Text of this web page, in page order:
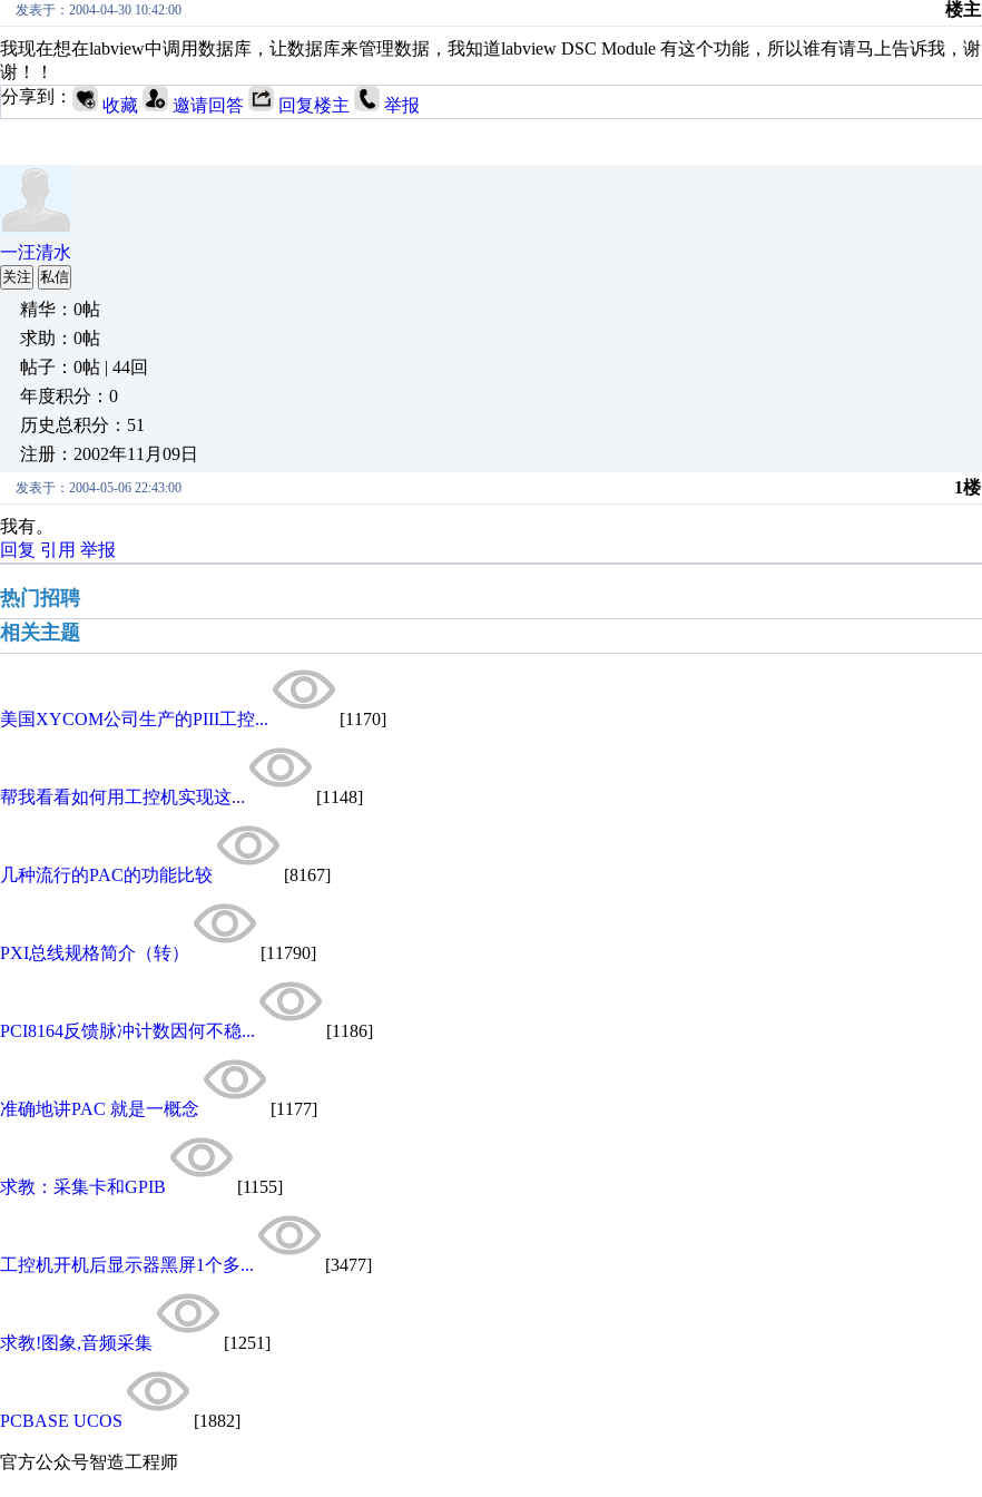
发表于：2004-04-30 10:42:00 楼主
我现在想在labview中调用数据库，让数据库来管理数据，我知道labview DSC Module 有这个功能，所以谁有请马上告诉我，谢
谢！！
分享到：
收藏 邀请回答 回复楼主 举报
一汪清水
关注 私信
精华：0帖
求助：0帖
帖子：0帖 | 44回
年度积分：0
历史总积分：51
注册：2002年11月09日
发表于：2004-05-06 22:43:00 1楼
我有。
回复 引用 举报
热门招聘
相关主题
美国XYCOM公司生产的PIII工控... [1170]
帮我看看如何用工控机实现这... [1148]
几种流行的PAC的功能比较 [8167]
PXI总线规格简介（转） [11790]
PCI8164反馈脉冲计数因何不稳... [1186]
准确地讲PAC 就是一概念 [1177]
求教：采集卡和GPIB [1155]
工控机开机后显示器黑屏1个多... [3477]
求教!图象,音频采集 [1251]
PCBASE UCOS [1882]
官方公众号智造工程师